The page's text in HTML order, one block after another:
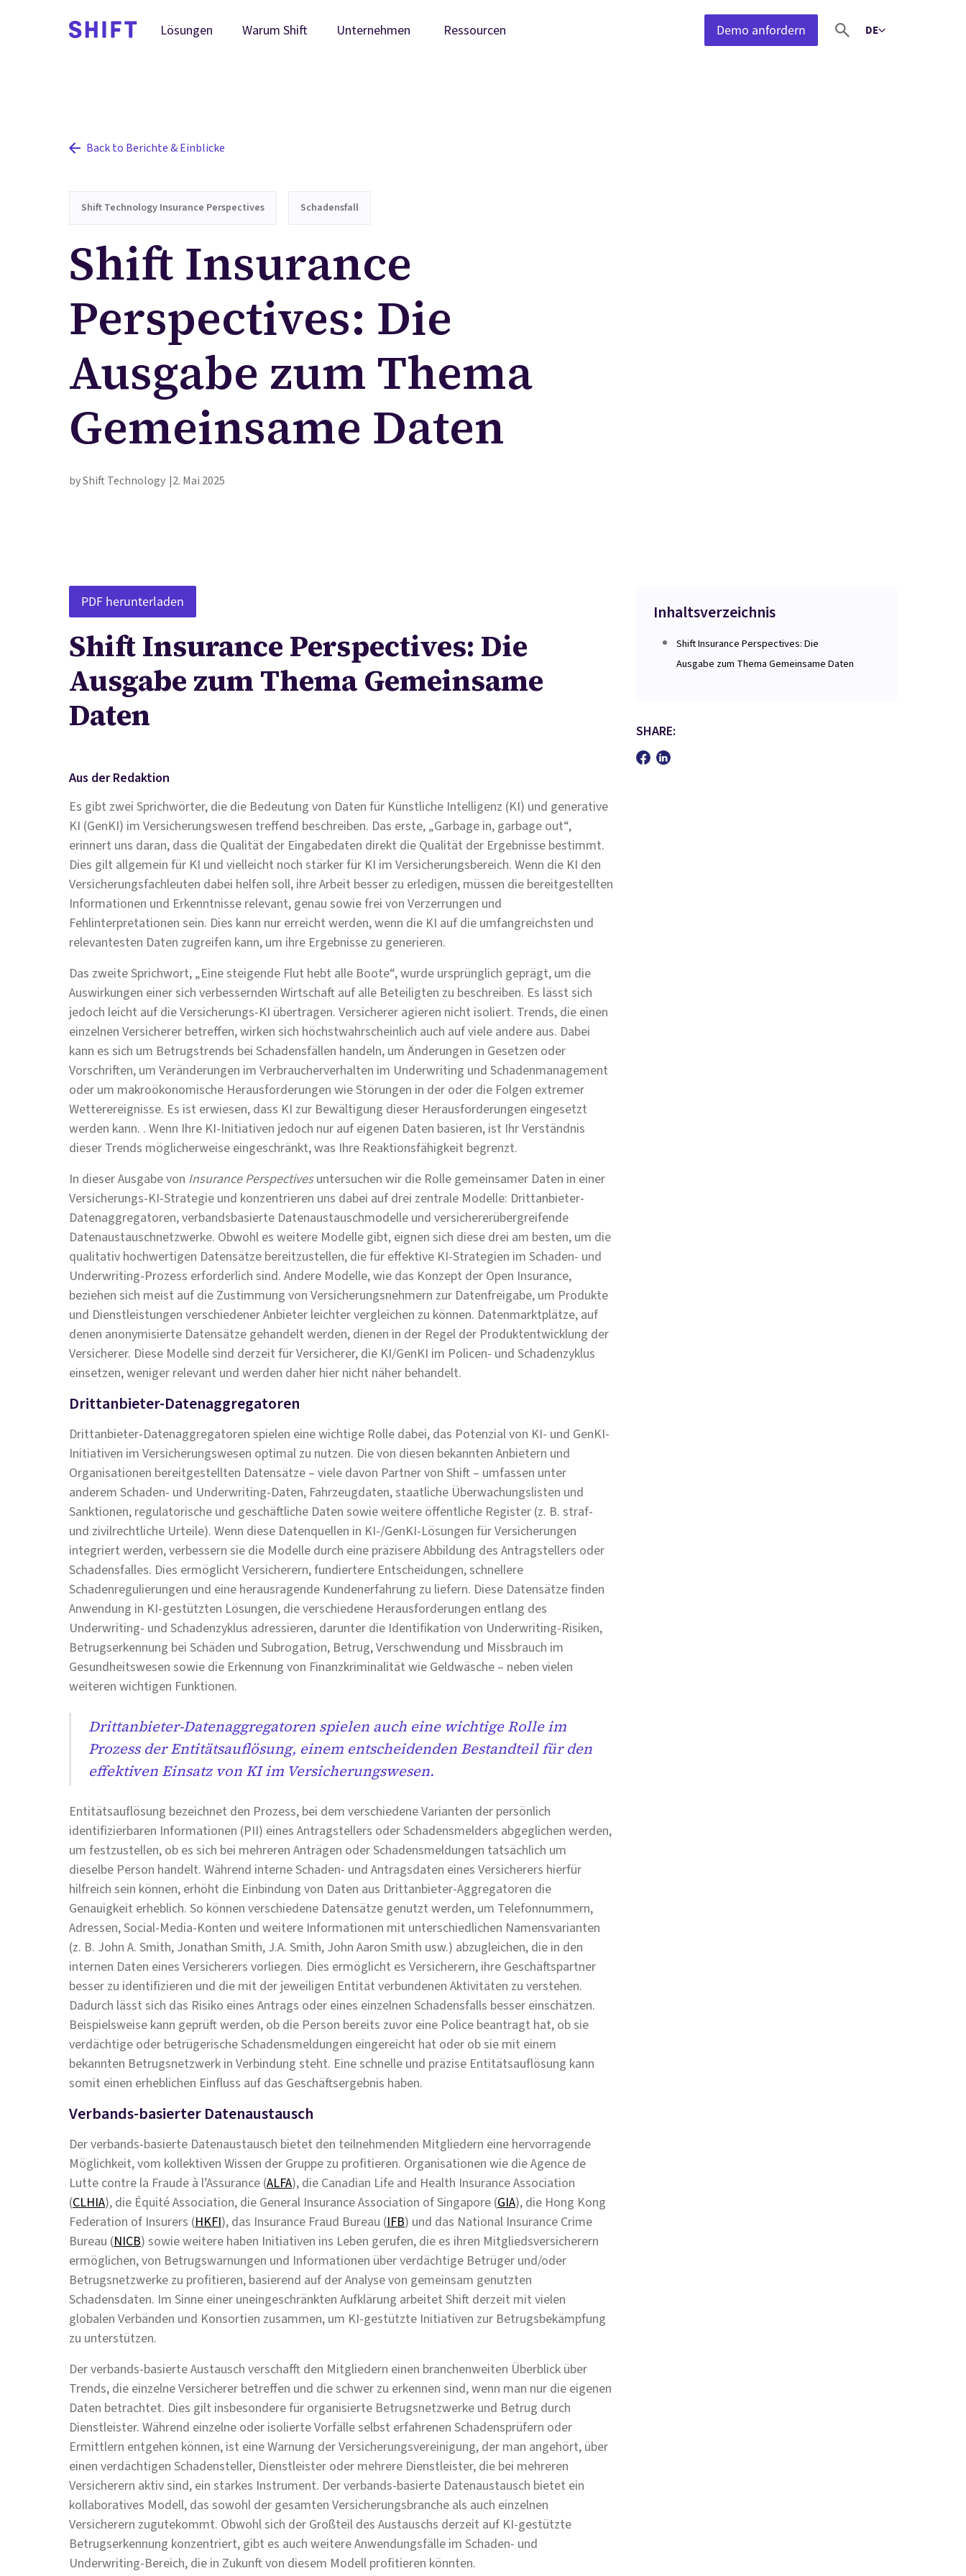
Lösungen Warum Shift Unternehmen Ressourcen Demo anfordern DESelect language
Back to Berichte & Einblicke
Shift Technology Insurance Perspectives Schadensfall
Shift Insurance
Perspectives: Die
Ausgabe zum Thema
Gemeinsame Daten
by Shift Technology 2. Mai 2025
Inhaltsverzeichnis
Shift Insurance Perspectives: Die
Ausgabe zum Thema Gemeinsame Daten
SHARE:
PDF herunterladen
Shift Insurance Perspectives: Die
Ausgabe zum Thema Gemeinsame
Daten
Aus der Redaktion
Es gibt zwei Sprichwörter, die die Bedeutung von Daten für Künstliche Intelligenz (KI) und generative
KI (GenKI) im Versicherungswesen treffend beschreiben. Das erste, „Garbage in, garbage out“,
erinnert uns daran, dass die Qualität der Eingabedaten direkt die Qualität der Ergebnisse bestimmt.
Dies gilt allgemein für KI und vielleicht noch stärker für KI im Versicherungsbereich. Wenn die KI den
Versicherungsfachleuten dabei helfen soll, ihre Arbeit besser zu erledigen, müssen die bereitgestellten
Informationen und Erkenntnisse relevant, genau sowie frei von Verzerrungen und
Fehlinterpretationen sein. Dies kann nur erreicht werden, wenn die KI auf die umfangreichsten und
relevantesten Daten zugreifen kann, um ihre Ergebnisse zu generieren.
Das zweite Sprichwort, „Eine steigende Flut hebt alle Boote“, wurde ursprünglich geprägt, um die
Auswirkungen einer sich verbessernden Wirtschaft auf alle Beteiligten zu beschreiben. Es lässt sich
jedoch leicht auf die Versicherungs-KI übertragen. Versicherer agieren nicht isoliert. Trends, die einen
einzelnen Versicherer betreffen, wirken sich höchstwahrscheinlich auch auf viele andere aus. Dabei
kann es sich um Betrugstrends bei Schadensfällen handeln, um Änderungen in Gesetzen oder
Vorschriften, um Veränderungen im Verbraucherverhalten im Underwriting und Schadenmanagement
oder um makroökonomische Herausforderungen wie Störungen in der oder die Folgen extremer
Wetterereignisse. Es ist erwiesen, dass KI zur Bewältigung dieser Herausforderungen eingesetzt
werden kann. . Wenn Ihre KI-Initiativen jedoch nur auf eigenen Daten basieren, ist Ihr Verständnis
dieser Trends möglicherweise eingeschränkt, was Ihre Reaktionsfähigkeit begrenzt.
In dieser Ausgabe von Insurance Perspectivesuntersuchen wir die Rolle gemeinsamer Daten in einer
Versicherungs-KI-Strategie und konzentrieren uns dabei auf drei zentrale Modelle: Drittanbieter-
Datenaggregatoren, verbandsbasierte Datenaustauschmodelle und versichererübergreifende
Datenaustauschnetzwerke. Obwohl es weitere Modelle gibt, eignen sich diese drei am besten, um die
qualitativ hochwertigen Datensätze bereitzustellen, die für effektive KI-Strategien im Schaden- und
Underwriting-Prozess erforderlich sind. Andere Modelle, wie das Konzept der Open Insurance,
beziehen sich meist auf die Zustimmung von Versicherungsnehmern zur Datenfreigabe, um Produkte
und Dienstleistungen verschiedener Anbieter leichter vergleichen zu können. Datenmarktplätze, auf
denen anonymisierte Datensätze gehandelt werden, dienen in der Regel der Produktentwicklung der
Versicherer. Diese Modelle sind derzeit für Versicherer, die KI/GenKI im Policen- und Schadenzyklus
einsetzen, weniger relevant und werden daher hier nicht näher behandelt.
Drittanbieter-Datenaggregatoren
Drittanbieter-Datenaggregatoren spielen eine wichtige Rolle dabei, das Potenzial von KI- und GenKI-
Initiativen im Versicherungswesen optimal zu nutzen. Die von diesen bekannten Anbietern und
Organisationen bereitgestellten Datensätze – viele davon Partner von Shift – umfassen unter
anderem Schaden- und Underwriting-Daten, Fahrzeugdaten, staatliche Überwachungslisten und
Sanktionen, regulatorische und geschäftliche Daten sowie weitere öffentliche Register (z. B. straf-
und zivilrechtliche Urteile). Wenn diese Datenquellen in KI-/GenKI-Lösungen für Versicherungen
integriert werden, verbessern sie die Modelle durch eine präzisere Abbildung des Antragstellers oder
Schadensfalles. Dies ermöglicht Versicherern, fundiertere Entscheidungen, schnellere
Schadenregulierungen und eine herausragende Kundenerfahrung zu liefern. Diese Datensätze finden
Anwendung in KI-gestützten Lösungen, die verschiedene Herausforderungen entlang des
Underwriting- und Schadenzyklus adressieren, darunter die Identifikation von Underwriting-Risiken,
Betrugserkennung bei Schäden und Subrogation, Betrug, Verschwendung und Missbrauch im
Gesundheitswesen sowie die Erkennung von Finanzkriminalität wie Geldwäsche – neben vielen
weiteren wichtigen Funktionen.
Drittanbieter-Datenaggregatoren spielen auch eine wichtige Rolle im
Prozess der Entitätsauflösung, einem entscheidenden Bestandteil für den
effektiven Einsatz von KI im Versicherungswesen.
Entitätsauflösung bezeichnet den Prozess, bei dem verschiedene Varianten der persönlich
identifizierbaren Informationen (PII) eines Antragstellers oder Schadensmelders abgeglichen werden,
um festzustellen, ob es sich bei mehreren Anträgen oder Schadensmeldungen tatsächlich um
dieselbe Person handelt. Während interne Schaden- und Antragsdaten eines Versicherers hierfür
hilfreich sein können, erhöht die Einbindung von Daten aus Drittanbieter-Aggregatoren die
Genauigkeit erheblich. So können verschiedene Datensätze genutzt werden, um Telefonnummern,
Adressen, Social-Media-Konten und weitere Informationen mit unterschiedlichen Namensvarianten
(z. B. John A. Smith, Jonathan Smith, J.A. Smith, John Aaron Smith usw.) abzugleichen, die in den
internen Daten eines Versicherers vorliegen. Dies ermöglicht es Versicherern, ihre Geschäftspartner
besser zu identifizieren und die mit der jeweiligen Entität verbundenen Aktivitäten zu verstehen.
Dadurch lässt sich das Risiko eines Antrags oder eines einzelnen Schadensfalls besser einschätzen.
Beispielsweise kann geprüft werden, ob die Person bereits zuvor eine Police beantragt hat, ob sie
verdächtige oder betrügerische Schadensmeldungen eingereicht hat oder ob sie mit einem
bekannten Betrugsnetzwerk in Verbindung steht. Eine schnelle und präzise Entitätsauflösung kann
somit einen erheblichen Einfluss auf das Geschäftsergebnis haben.
Verbands-basierter Datenaustausch
Der verbands-basierte Datenaustausch bietet den teilnehmenden Mitgliedern eine hervorragende
Möglichkeit, vom kollektiven Wissen der Gruppe zu profitieren. Organisationen wie die Agence de
Lutte contre la Fraude à l’Assurance (ALFA), die Canadian Life and Health Insurance Association
(CLHIA), die Équité Association, die General Insurance Association of Singapore (GIA), die Hong Kong
Federation of Insurers (HKFI), das Insurance Fraud Bureau (IFB) und das National Insurance Crime
Bureau (NICB) sowie weitere haben Initiativen ins Leben gerufen, die es ihren Mitgliedsversicherern
ermöglichen, von Betrugswarnungen und Informationen über verdächtige Betrüger und/oder
Betrugsnetzwerke zu profitieren, basierend auf der Analyse von gemeinsam genutzten
Schadensdaten. Im Sinne einer uneingeschränkten Aufklärung arbeitet Shift derzeit mit vielen
globalen Verbänden und Konsortien zusammen, um KI-gestützte Initiativen zur Betrugsbekämpfung
zu unterstützen.
Der verbands-basierte Austausch verschafft den Mitgliedern einen branchenweiten Überblick über
Trends, die einzelne Versicherer betreffen und die schwer zu erkennen sind, wenn man nur die eigenen
Daten betrachtet. Dies gilt insbesondere für organisierte Betrugsnetzwerke und Betrug durch
Dienstleister. Während einzelne oder isolierte Vorfälle selbst erfahrenen Schadensprüfern oder
Ermittlern entgehen können, ist eine Warnung der Versicherungsvereinigung, der man angehört, über
einen verdächtigen Schadensteller, Dienstleister oder mehrere Dienstleister, die bei mehreren
Versicherern aktiv sind, ein starkes Instrument. Der verbands-basierte Datenaustausch bietet ein
kollaboratives Modell, das sowohl der gesamten Versicherungsbranche als auch einzelnen
Versicherern zugutekommt. Obwohl sich der Großteil des Austauschs derzeit auf KI-gestützte
Betrugserkennung konzentriert, gibt es auch weitere Anwendungsfälle im Schaden- und
Underwriting-Bereich, die in Zukunft von diesem Modell profitieren könnten.